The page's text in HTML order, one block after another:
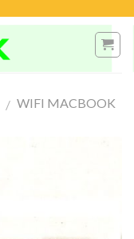
/ WIFI MACBOOK